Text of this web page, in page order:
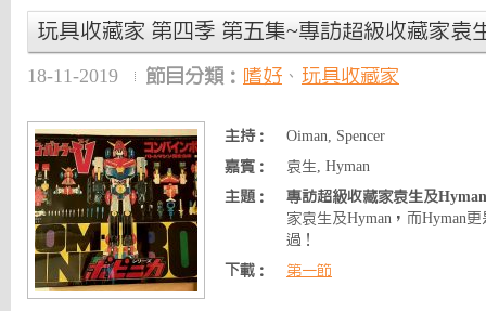
玩具收藏家 第四季 第五集~專訪超級收藏家袁
18-11-2019 節目分類： 嗜好 、 玩具收藏家
主持：
Oiman, Spencer
嘉賓：
袁生, Hyman
主題：
專訪超級收藏家袁生及
家袁生及Hyman，而Hyman
過！
下載：
第一節